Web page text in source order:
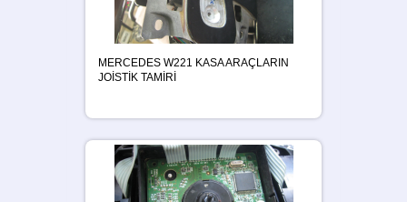
MERCEDES W221 KASA ARAÇLARIN
JOİSTİK TAMİRİ